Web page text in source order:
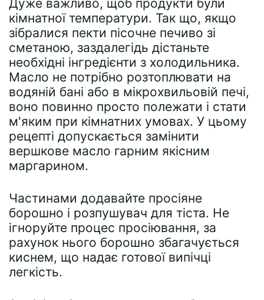
Дуже важливо, щоб продукти були
кімнатної температури. Так що, якщо
зібралися пекти пісочне печиво зі
сметаною, заздалегідь дістаньте
необхідні інгредієнти з холодильника.
Масло не потрібно розтоплювати на
водяній бані або в мікрохвильовій печі,
воно повинно просто полежати і стати
м'яким при кімнатних умовах. У цьому
рецепті допускається замінити
вершкове масло гарним якісним
маргарином.
Частинами додавайте просіяне
борошно і розпушувач для тіста. Не
ігноруйте процес просіювання, за
рахунок нього борошно збагачується
киснем, що надає готової випічці
легкість.